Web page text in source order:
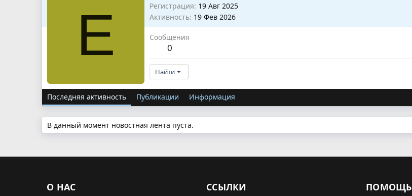
Е Регистрация 19 Авг 2025
Активность 19 Фев 2026
Сообщения
0
Найти
Последняя активность Публикации Информация
В данный момент новостная лента пуста.
О НАС ССЫЛКИ ПОМОЩЬ